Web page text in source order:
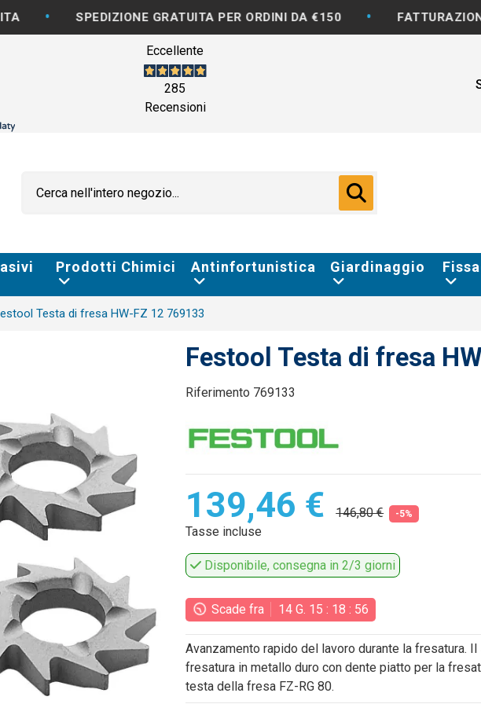
GRATUITA PER ORDINI DA €150 • FATTURAZIONE
Eccellente
285
Recensioni
Prodotti Chimici Antinfortunistica Giardinaggio
Testa di fresa HW-FZ 12 769133
Festool Testa di fresa
Riferimento 769133
139,46 € 146,80 € -5%
Tasse incluse
Disponibile, consegna in 2/3 giorni
Scade fra 14G. 15 : 18 : 55
Avanzamento rapido del lavoro durante la fresatura.
fresatura in metallo duro con dente piatto per la
testa della fresa FZ-RG 80.